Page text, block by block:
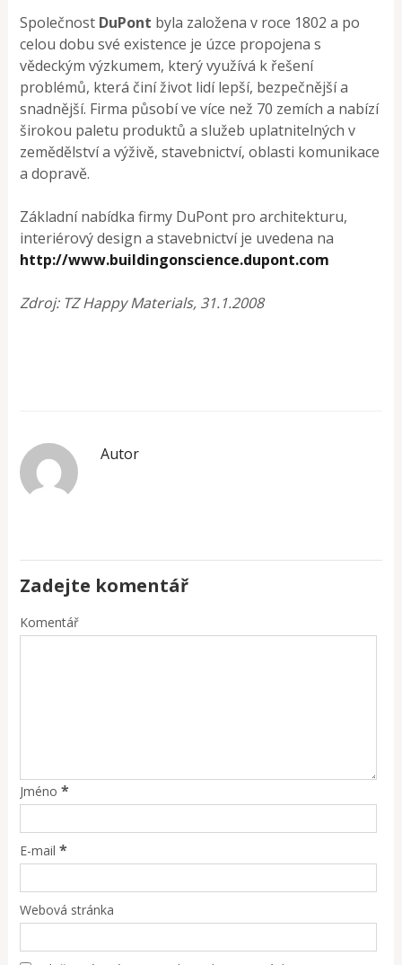
Společnost DuPont byla založena v roce 1802 a po
celou dobu své existence je úzce propojena s
vědeckým výzkumem, který využívá k řešení
problémů, která činí život lidí lepší, bezpečnější a
snadnější. Firma působí ve více než 70 zemích a nabízí
širokou paletu produktů a služeb uplatnitelných v
zemědělství a výživě, stavebnictví, oblasti komunikace
a dopravě.
Základní nabídka firmy DuPont pro architekturu,
interiérový design a stavebnictví je uvedena na
http://www.buildingonscience.dupont.com
Zdroj: TZ Happy Materials, 31.1.2008
Autor
Zadejte komentář
Komentář
Jméno *
E-mail *
Webová stránka